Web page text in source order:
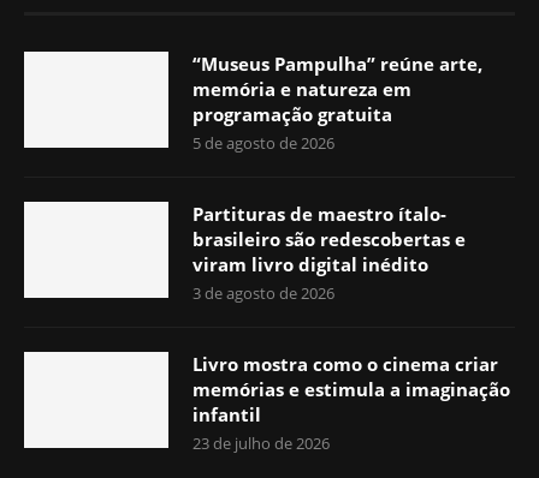
“Museus Pampulha” reúne arte,
memória e natureza em
programação gratuita
5 de agosto de 2026
Partituras de maestro ítalo-
brasileiro são redescobertas e
viram livro digital inédito
3 de agosto de 2026
Livro mostra como o cinema criar
memórias e estimula a imaginação
infantil
23 de julho de 2026